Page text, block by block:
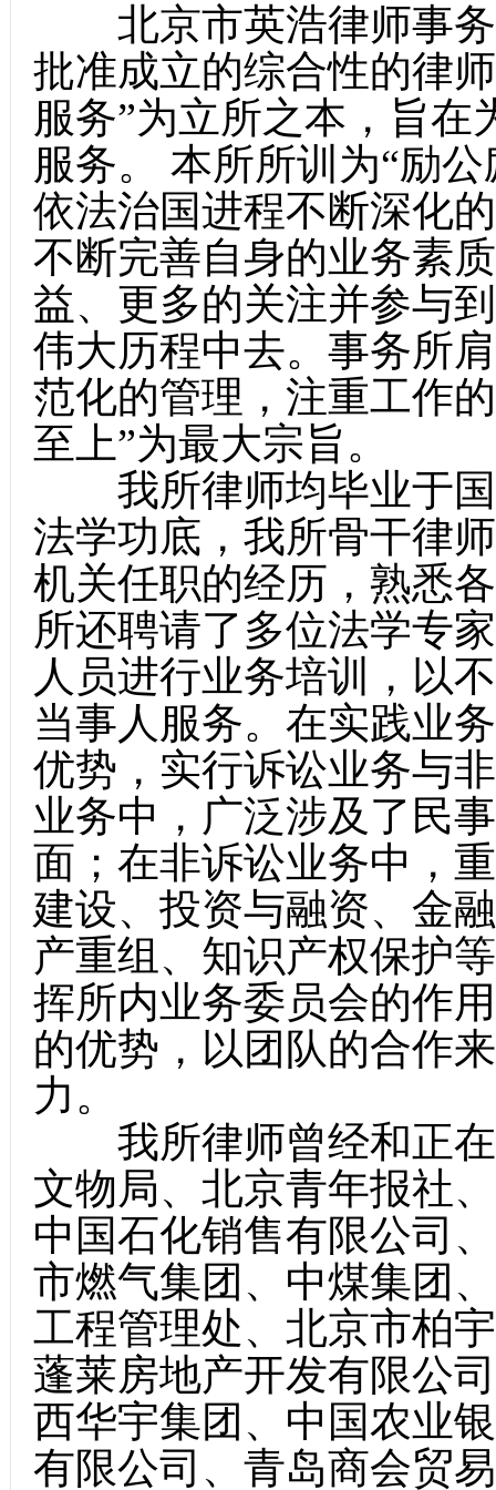
北京市英浩律师事务
批准成立的综合性的律
服务”为立所之本，旨
服务。 本所所训为“励
依法治国进程不断深化
不断完善自身的业务素
益、更多的关注并参与
伟大历程中去。事务所
范化的管理，注重工作
至上”为最大宗旨。
我所律师均毕业于国
法学功底，我所骨干律
机关任职的经历，熟悉
所还聘请了多位法学专
人员进行业务培训，以
当事人服务。在实践业
优势，实行诉讼业务与
业务中，广泛涉及了民
面；在非诉讼业务中，
建设、投资与融资、金
产重组、知识产权保护
挥所内业务委员会的作
的优势，以团队的合作
力。
我所律师曾经和正在
文物局、北京青年报社
中国石化销售有限公司
市燃气集团、中煤集团
工程管理处、北京市柏
蓬莱房地产开发有限公
西华宇集团、中国农业
有限公司、青岛商会贸